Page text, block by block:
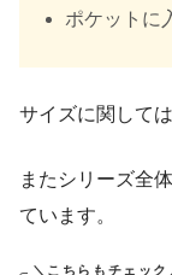
ポケットに
サイズに関して
またシリーズ全
ています。